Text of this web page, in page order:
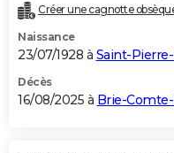
Créer une cagnotte
Naissance
23/07/1928 à Saint-
Décès
16/08/2025 à Brie-